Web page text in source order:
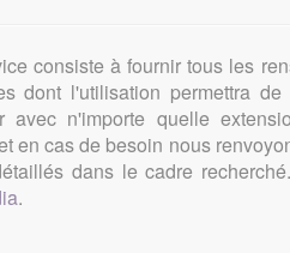
consiste à fournir tous les
dont l'utilisation permettra
avec n'importe quelle
en cas de besoin nous
dans le cadre
.